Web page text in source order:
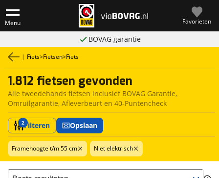
Menu Favorieten
BOVAG garantie
| Fiets>Fietsen>Fiets
1.812 fietsen gevonden
Alle tweedehands fietsen inclusief BOVAG Garantie,
Omruilgarantie, Afleverbeurt en 40-Puntencheck
2Filteren Opslaan
Framehoogte t/m 55 cm Niet elektrisch